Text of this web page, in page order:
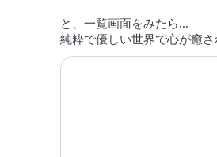
と、一覧画面をみたら…
純粋で優しい世界で心が癒